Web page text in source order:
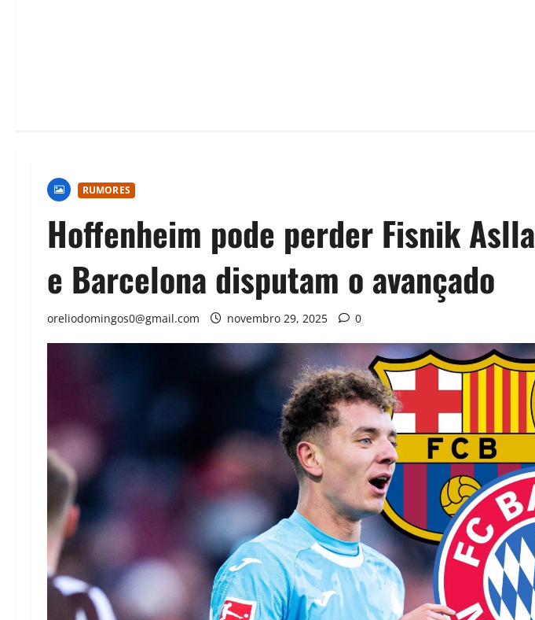
RUMORES
Hoffenheim pode perder Fisnik
e Barcelona disputam o avançado
oreliodomingos0@gmail.com novembro 29, 2025 0